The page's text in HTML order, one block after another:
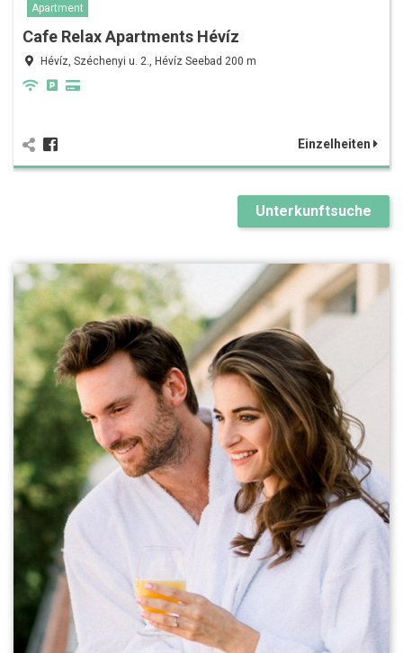
Apartment
Cafe Relax Apartments Hévíz
Hévíz, Széchenyi u. 2., Hévíz Seebad 200 m
Einzelheiten
Unterkunftsuche